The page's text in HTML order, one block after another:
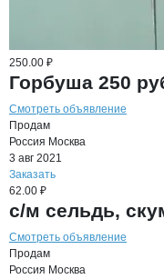
250.00 ₽
Горбуша 250
Смотреть объявление
Продам
Россия Москва
3 авг 2021
Заказать
62.00 ₽
с/м сельдь,
Смотреть объявление
Продам
Россия Москва